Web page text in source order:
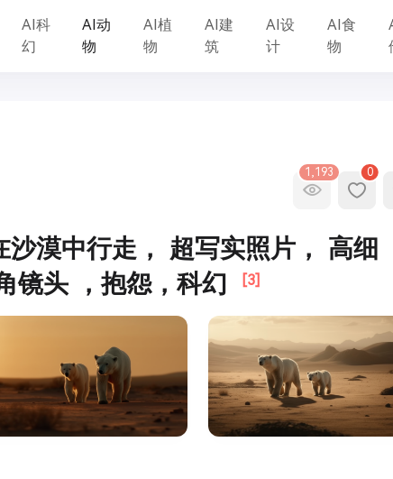
AI科
幻
AI动
物
AI植
物
AI建
筑
AI设
计
AI食
物
1,193 0
漠中行走， 超写实照片， 高细
镜头 ，抱怨，科幻
[3]